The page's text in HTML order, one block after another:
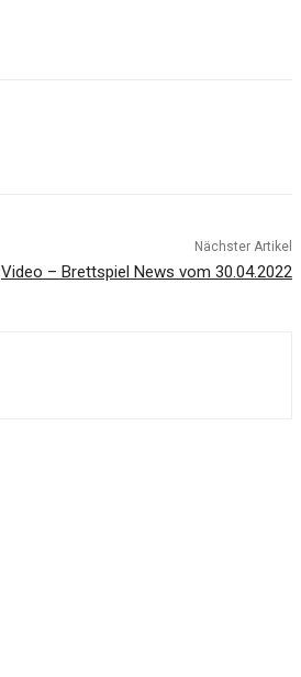
Nächster Artikel
Video – Brettspiel News vom 30.04.2022